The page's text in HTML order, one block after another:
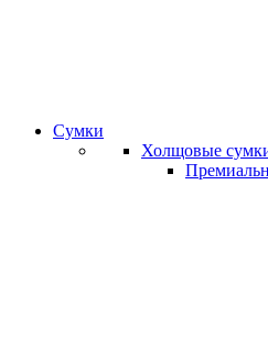
Сумки
Холщовые